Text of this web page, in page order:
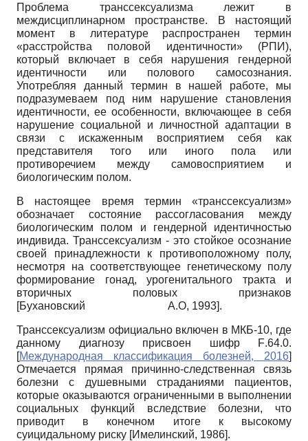
Проблема транссексуализма лежит в
междисциплинарном пространстве. В настоящий
момент в литературе распространен термин
«расстройства половой идентичности» (РПИ),
который включает в себя нарушения гендерной
идентичности или полового самосознания.
Употребляя данный термин в нашей работе, мы
подразумеваем под ним нарушение становления
идентичности, ее особенности, включающее в себя
нарушение социальной и личностной адаптации в
связи с искаженным восприятием себя как
представителя того или иного пола или
противоречием между самовосприятием и
биологическим полом.
В настоящее время термин «транссексуализм»
обозначает состояние рассогласования между
биологическим полом и гендерной идентичностью
индивида. Транссексуализм - это стойкое осознание
своей принадлежности к противоположному полу,
несмотря на соответствующее генетическому полу
формирование гонад, урогенитального тракта и
вторичных половых признаков
[Бухановский А.О, 1993].
Транссексуализм официально включен в МКБ-10, где
данному диагнозу присвоен шифр
F.64.0.
[Международная классификация болезней, 2016]
Отмечается прямая причинно-следственная связь
болезни с душевными страданиями пациентов,
которые оказываются ограниченными в выполнении
социальных функций вследствие болезни, что
приводит в конечном итоге к высокому
суицидальному риску [Имелинский, 1986].